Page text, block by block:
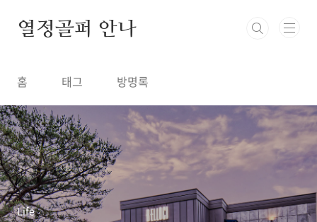
열정골퍼 안나
홈 태그 방명록
Life